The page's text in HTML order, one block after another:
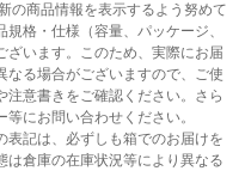
の商品情報を表示するよう努めて
格・仕様（容量、パッケージ、
ざいます。このため、実際にお届
なる場合がございますので、ご使
注意書きをご確認ください。さら
にお問い合わせください。
表記は、必ずしも箱でのお届けを
は倉庫の在庫状況等により異なる